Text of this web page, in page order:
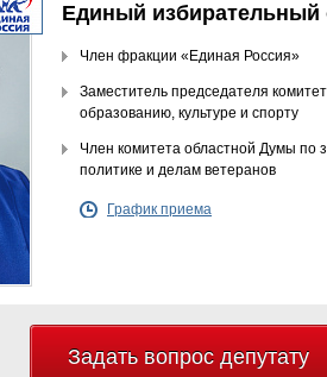
Единый избирательный
Член фракции «Единая Россия»
Заместитель председателя
образованию, культуре и спорту
Член комитета областной Думы по
политике и делам ветеранов
График приема
Задать вопрос депутату